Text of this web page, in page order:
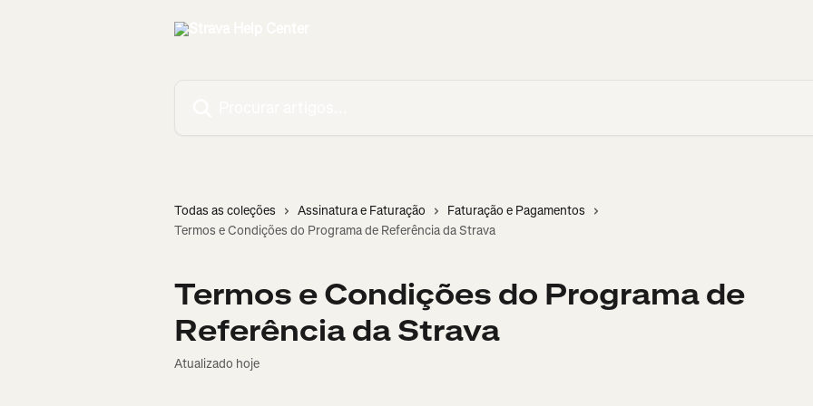
Todas as coleções Assinatura e Faturação
Faturação e Pagamentos
Termos e Condições do Programa de Referência da Strava
Termos e Condições do Programa de
Referência da Strava
Atualizado hoje